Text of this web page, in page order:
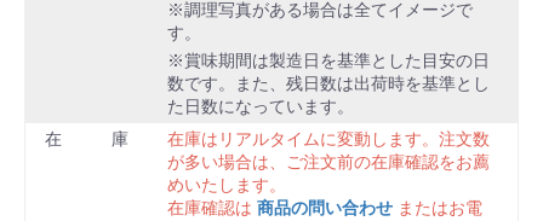
調理写真がある場合は全てイメージで
す。
賞味期間は製造日を基準とした目安の日
数です。また、残日数は出荷時を基準とし
た日数になっています。
在庫
在庫はリアルタイムに変動します。注文数
が多い場合は、ご注文前の在庫確認をお薦
めいたします。
在庫確認は 商品の問い合わせ またはお電